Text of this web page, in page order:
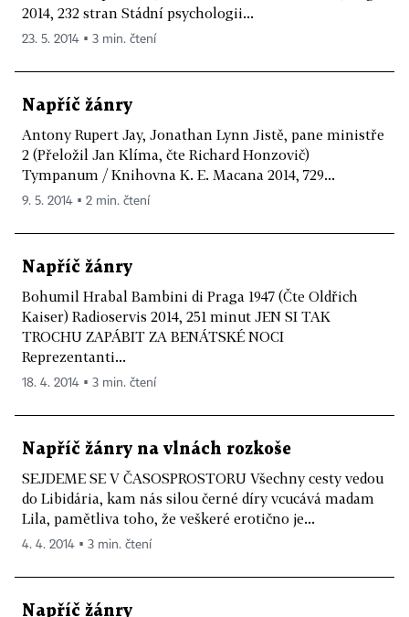
2014, 232 stran Stádní psychologii...
23. 5. 2014 ▪ 3 min. čtení
Napříč žánry
Antony Rupert Jay, Jonathan Lynn Jistě, pane ministře
2 (Přeložil Jan Klíma, čte Richard Honzovič)
Tympanum / Knihovna K. E. Macana 2014, 729...
9. 5. 2014 ▪ 2 min. čtení
Napříč žánry
Bohumil Hrabal Bambini di Praga 1947 (Čte Oldřich
Kaiser) Radioservis 2014, 251 minut JEN SI TAK
TROCHU ZAPÁBIT ZA BENÁTSKÉ NOCI
Reprezentanti...
18. 4. 2014 ▪ 3 min. čtení
Napříč žánry na vlnách rozkoše
SEJDEME SE V ČASOSPROSTORU Všechny cesty vedou
do Libidária, kam nás silou černé díry vcucává madam
Lila, pamětliva toho, že veškeré erotično je...
4. 4. 2014 ▪ 3 min. čtení
Napříč žánry